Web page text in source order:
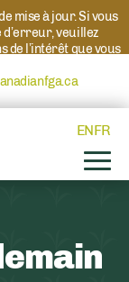
mise à jour. Si vous
veuillez
de l’intérêt que vous
et nous
ENFR